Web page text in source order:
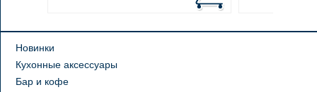
Новинки
Кухонные аксессуары
Бар и кофе